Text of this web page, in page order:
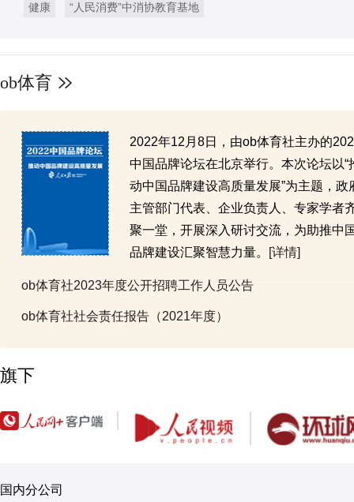
健康 “人民消费”中消协教育基地
ob体育
2022年12月8日，由ob体育社主办的
中国品牌论坛在北京举行。本次论坛以“
动中国品牌建设高质量发展”为主题，政
主管部门代表、企业负责人、专家学者
聚一堂，开展深入研讨交流，为助推中
品牌建设汇聚智慧力量。
[详情]
ob体育社2023年度公开招聘工作人员公告
ob体育社社会责任报告（2021年度）
旗下
国内分公司